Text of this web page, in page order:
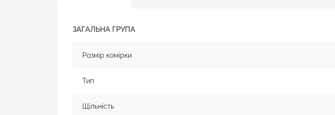
ЗАГАЛЬНА ГРУПА
Розмір комірки
Тип
Щільність